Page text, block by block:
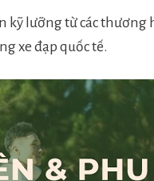
kỹ lưỡng từ các thương
xe đạp quốc tế.